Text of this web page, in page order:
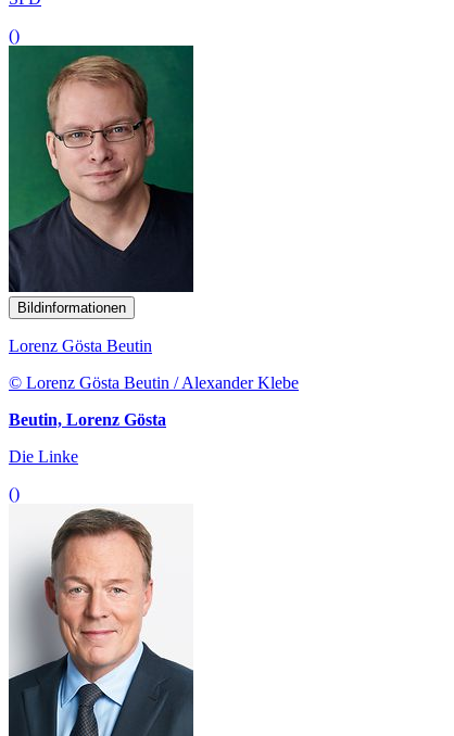
()
Bildinformationen
Lorenz Gösta Beutin
© Lorenz Gösta Beutin / Alexander Klebe
Beutin, Lorenz Gösta
Die Linke
()